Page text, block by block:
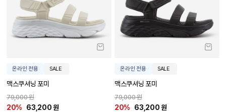
온라인 전용 SALE
맥스쿠셔닝 포미
79,000 원
20% 63,200 원
온라인 전용 SALE
맥스쿠셔닝 포미
79,000 원
20% 63,200 원